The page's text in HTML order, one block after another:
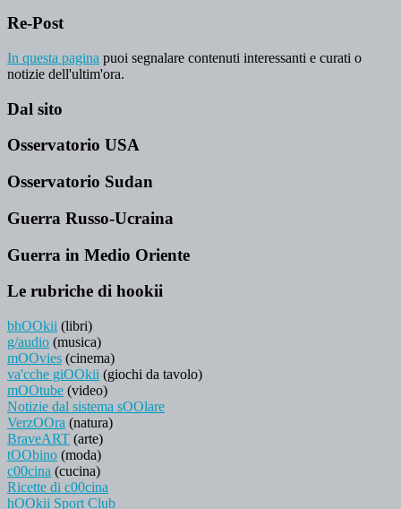
Re-Post
In questa pagina puoi segnalare contenuti interessanti e curati o
notizie dell'ultim'ora.
Dal sito
Osservatorio USA
Osservatorio Sudan
Guerra Russo-Ucraina
Guerra in Medio Oriente
Le rubriche di hookii
bhOOkii (libri)
g/audio (musica)
mOOvies (cinema)
va'cche giOOkii (giochi da tavolo)
mOOtube (video)
Notizie dal sistema sOOlare
VerzOOra (natura)
BraveART (arte)
tOObino (moda)
c00cina (cucina)
Ricette di c00cina
hOOkii Sport Club